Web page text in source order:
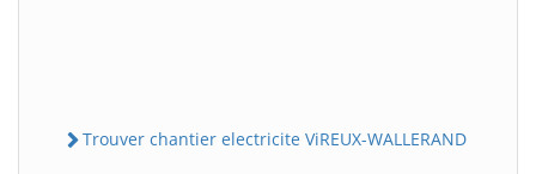
Trouver chantier electricite ViREUX-WALLERAND